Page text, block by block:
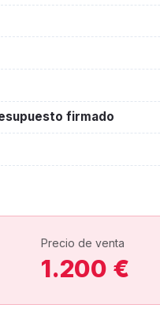
firmado
Precio de venta
1.200 €